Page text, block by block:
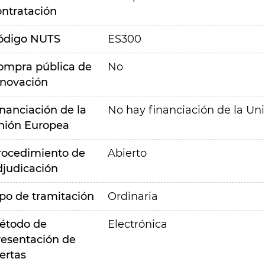
NUTS ES300
pública de
No
de la
Europea
No hay financiación de la
de
Abierto
de tramitación Ordinaria
de
de
Electrónica